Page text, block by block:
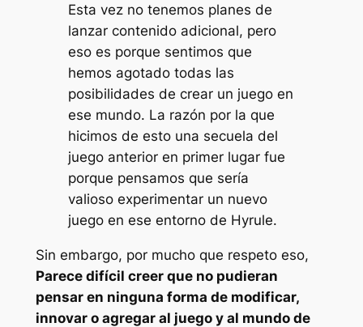
Esta vez no tenemos planes de
lanzar contenido adicional, pero
eso es porque sentimos que
hemos agotado todas las
posibilidades de crear un juego en
ese mundo. La razón por la que
hicimos de esto una secuela del
juego anterior en primer lugar fue
porque pensamos que sería
valioso experimentar un nuevo
juego en ese entorno de Hyrule.
Sin embargo, por mucho que respeto eso,
Parece difícil creer que no pudieran
pensar en ninguna forma de modificar,
innovar o agregar al juego y al mundo de